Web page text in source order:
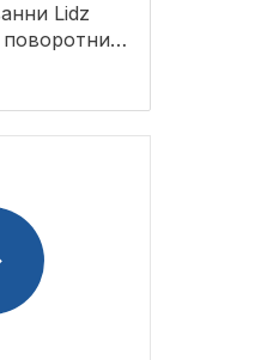
Lidz
поворотним